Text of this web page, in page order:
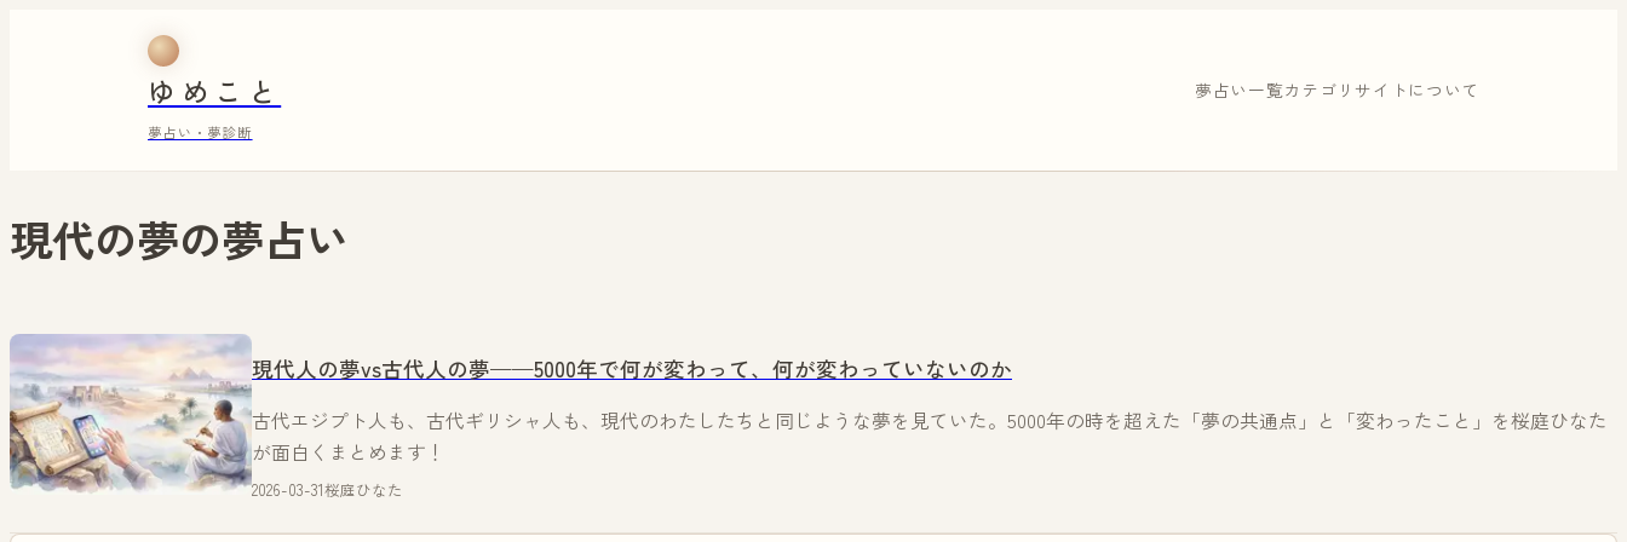
ゆめこと
夢占い・夢診断
夢占い一覧カテゴリ サイトについて
現代の夢の夢占い
現代人の夢vs古代人の夢——5000年で何が変わって、何が変わっていないのか
古代エジプト人も、古代ギリシャ人も、現代のわたしたちと同じような夢を見ていた。5000年の時を超えた「夢の共通点」と「変わったこと」を桜庭ひなた
が面白くまとめます！
2026-03-31桜庭ひなた